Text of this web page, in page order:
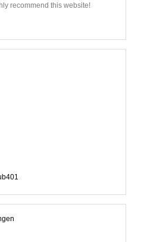
recommend this website!